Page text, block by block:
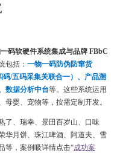
码软硬件系统集成与品牌 FBbC
包括： 一物一码防伪防窜货
/五码采集关联合一）、产品溯
数据分析中台等。这些系统运用
婴、宠物等，按需定制开发。
了、瑞幸、 景田百岁山、口味
华月饼、 珠江啤酒、 阿道夫、雪
等，案例吸详情点击“成功案